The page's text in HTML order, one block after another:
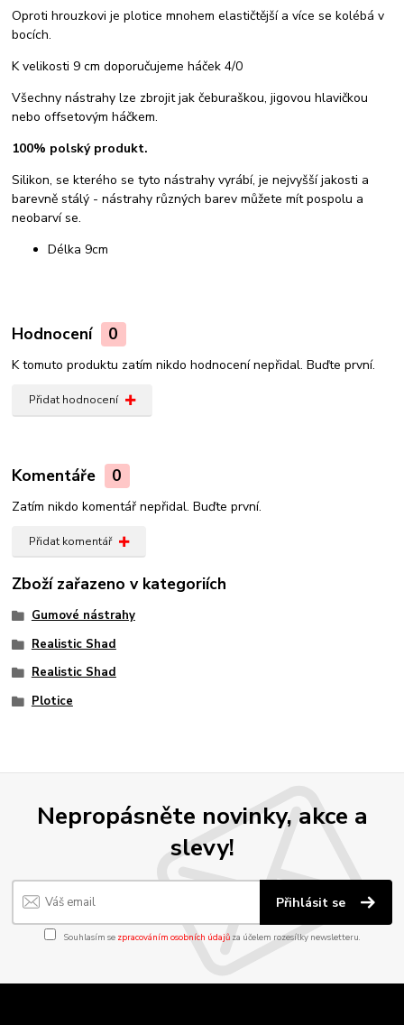
Oproti hrouzkovi je plotice mnohem elastičtější a více se kolébá v
bocích.
K velikosti 9 cm doporučujeme háček 4/0
Všechny nástrahy lze zbrojit jak čeburaškou, jigovou hlavičkou
nebo offsetovým háčkem.
100% polský produkt.
Silikon, se kterého se tyto nástrahy vyrábí, je nejvyšší jakosti a
barevně stálý - nástrahy různých barev můžete mít pospolu a
neobarví se.
Délka 9cm
Hodnocení 0
K tomuto produktu zatím nikdo hodnocení nepřidal. Buďte první.
Přidat hodnocení
Komentáře 0
Zatím nikdo komentář nepřidal. Buďte první.
Přidat komentář
Zboží zařazeno v kategoriích
Gumové nástrahy
Realistic Shad
Realistic Shad
Plotice
Nepropásněte novinky, akce a
slevy!
Přihlásit se
Souhlasím se zpracováním osobních údajůza účelem rozesílky newsletteru.